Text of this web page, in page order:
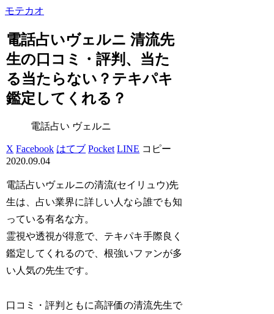
モテカオ
電話占いヴェルニ 清流先
生の口コミ・評判、当た
る当たらない？テキパキ
鑑定してくれる？
電話占い ヴェルニ
X Facebook はてブ Pocket LINE コピー
2020.09.04
電話占いヴェルニの清流(セイリュウ)先
生は、 占い業界に詳しい人なら誰でも知
っている有名な方。
霊視や透視が得意で、 テキパキ手際良く
鑑定してくれるので、根強いファンが多
い人気の先生です。
口コミ・評判ともに高評価の清流先生で